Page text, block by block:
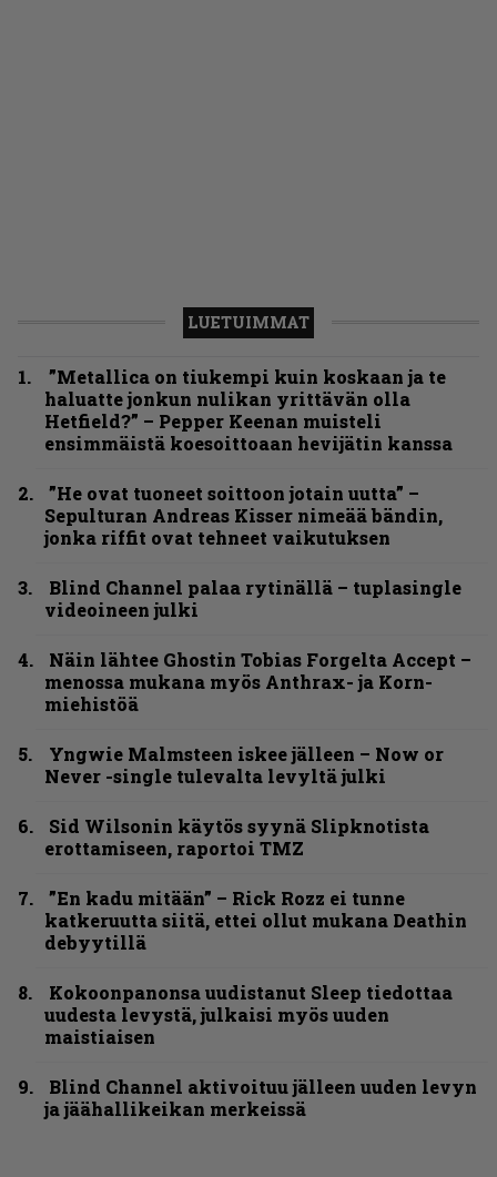
LUETUIMMAT
”Metallica on tiukempi kuin koskaan ja te
haluatte jonkun nulikan yrittävän olla
Hetfield?” – Pepper Keenan muisteli
ensimmäistä koesoittoaan hevijätin kanssa
”He ovat tuoneet soittoon jotain uutta” –
Sepulturan Andreas Kisser nimeää bändin,
jonka riffit ovat tehneet vaikutuksen
Blind Channel palaa rytinällä – tuplasingle
videoineen julki
Näin lähtee Ghostin Tobias Forgelta Accept –
menossa mukana myös Anthrax- ja Korn-
miehistöä
Yngwie Malmsteen iskee jälleen – Now or
Never -single tulevalta levyltä julki
Sid Wilsonin käytös syynä Slipknotista
erottamiseen, raportoi TMZ
”En kadu mitään” – Rick Rozz ei tunne
katkeruutta siitä, ettei ollut mukana Deathin
debyytillä
Kokoonpanonsa uudistanut Sleep tiedottaa
uudesta levystä, julkaisi myös uuden
maistiaisen
Blind Channel aktivoituu jälleen uuden levyn
ja jäähallikeikan merkeissä